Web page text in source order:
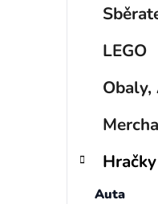
LEGO
Hračky
Auta